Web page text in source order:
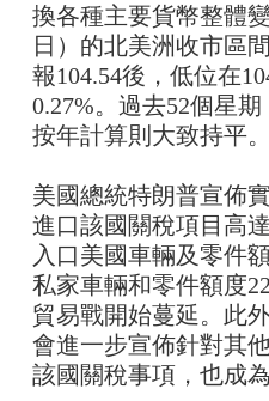
換各種主要貨幣整體
日）的北美洲收市區
報104.54後，低位在
0.27%。過去52個星
按年計算則大致持平
美國總統特朗普宣佈
進口該國關稅項目高
入口美國車輛及零件
私家車輛和零件額度
貿易戰開始蔓延。此
會進一步宣佈針對其
該國關稅事項，也成